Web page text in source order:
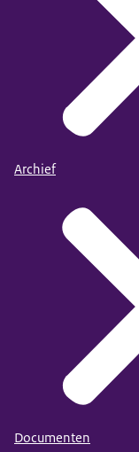
Archief
Documenten